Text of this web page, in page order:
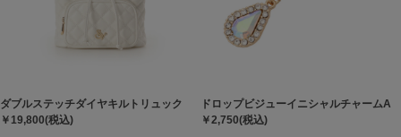
ダブルステッチダイヤキルトリュック
￥19,800(税込)
ドロップビジューイニシャルチャームA
￥2,750(税込)